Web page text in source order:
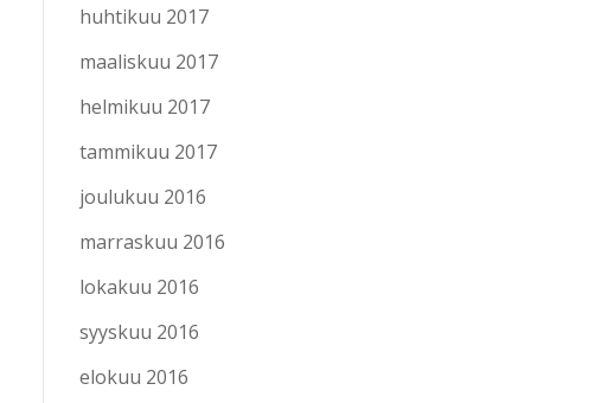
huhtikuu 2017
maaliskuu 2017
helmikuu 2017
tammikuu 2017
joulukuu 2016
marraskuu 2016
lokakuu 2016
syyskuu 2016
elokuu 2016